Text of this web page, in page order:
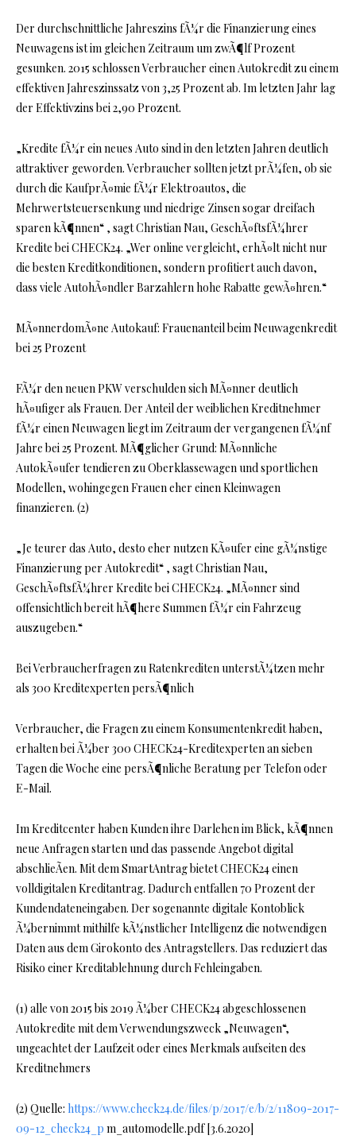
Der durchschnittliche Jahreszins fÃ¼r die Finanzierung eines
Neuwagens ist im gleichen Zeitraum um zwÃ¶lf Prozent
gesunken. 2015 schlossen Verbraucher einen Autokredit zu einem
effektiven Jahreszinssatz von 3,25 Prozent ab. Im letzten Jahr lag
der Effektivzins bei 2,90 Prozent.
„Kredite fÃ¼r ein neues Auto sind in den letzten Jahren deutlich
attraktiver geworden. Verbraucher sollten jetzt prÃ¼fen, ob sie
durch die KaufprÃ¤mie fÃ¼r Elektroautos, die
Mehrwertsteuersenkung und niedrige Zinsen sogar dreifach
sparen kÃ¶nnen“ , sagt Christian Nau, GeschÃ¤ftsfÃ¼hrer
Kredite bei CHECK24. „Wer online vergleicht, erhÃ¤lt nicht nur
die besten Kreditkonditionen, sondern profitiert auch davon,
dass viele AutohÃ¤ndler Barzahlern hohe Rabatte gewÃ¤hren.“
MÃ¤nnerdomÃ¤ne Autokauf: Frauenanteil beim Neuwagenkredit
bei 25 Prozent
FÃ¼r den neuen PKW verschulden sich MÃ¤nner deutlich
hÃ¤ufiger als Frauen. Der Anteil der weiblichen Kreditnehmer
fÃ¼r einen Neuwagen liegt im Zeitraum der vergangenen fÃ¼nf
Jahre bei 25 Prozent. MÃ¶glicher Grund: MÃ¤nnliche
AutokÃ¤ufer tendieren zu Oberklassewagen und sportlichen
Modellen, wohingegen Frauen eher einen Kleinwagen
finanzieren. (2)
„Je teurer das Auto, desto eher nutzen KÃ¤ufer eine gÃ¼nstige
Finanzierung per Autokredit“ , sagt Christian Nau,
GeschÃ¤ftsfÃ¼hrer Kredite bei CHECK24. „MÃ¤nner sind
offensichtlich bereit hÃ¶here Summen fÃ¼r ein Fahrzeug
auszugeben.“
Bei Verbraucherfragen zu Ratenkrediten unterstÃ¼tzen mehr
als 300 Kreditexperten persÃ¶nlich
Verbraucher, die Fragen zu einem Konsumentenkredit haben,
erhalten bei Ã¼ber 300 CHECK24-Kreditexperten an sieben
Tagen die Woche eine persÃ¶nliche Beratung per Telefon oder
E-Mail.
Im Kreditcenter haben Kunden ihre Darlehen im Blick, kÃ¶nnen
neue Anfragen starten und das passende Angebot digital
abschlieÃen. Mit dem SmartAntrag bietet CHECK24 einen
volldigitalen Kreditantrag. Dadurch entfallen 70 Prozent der
Kundendateneingaben. Der sogenannte digitale Kontoblick
Ã¼bernimmt mithilfe kÃ¼nstlicher Intelligenz die notwendigen
Daten aus dem Girokonto des Antragstellers. Das reduziert das
Risiko einer Kreditablehnung durch Fehleingaben.
(1) alle von 2015 bis 2019 Ã¼ber CHECK24 abgeschlossenen
Autokredite mit dem Verwendungszweck „Neuwagen“,
ungeachtet der Laufzeit oder eines Merkmals aufseiten des
Kreditnehmers
(2) Quelle: https://www.check24.de/files/p/2017/e/b/2/11809-2017-
09-12_check24_p m_automodelle.pdf [3.6.2020]